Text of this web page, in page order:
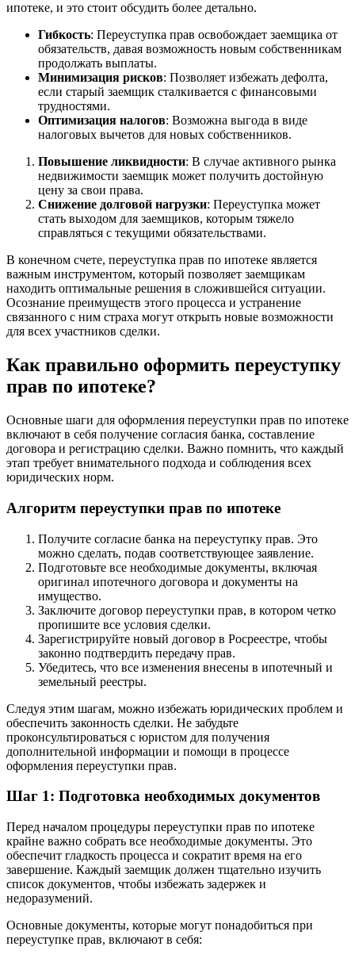
ипотеке, и это стоит обсудить более детально.
Гибкость: Переуступка прав освобождает заемщика от
обязательств, давая возможность новым собственникам
продолжать выплаты.
Минимизация рисков: Позволяет избежать дефолта,
если старый заемщик сталкивается с финансовыми
трудностями.
Оптимизация налогов: Возможна выгода в виде
налоговых вычетов для новых собственников.
Повышение ликвидности: В случае активного рынка
недвижимости заемщик может получить достойную
цену за свои права.
Снижение долговой нагрузки: Переуступка может
стать выходом для заемщиков, которым тяжело
справляться с текущими обязательствами.
В конечном счете, переуступка прав по ипотеке является
важным инструментом, который позволяет заемщикам
находить оптимальные решения в сложившейся ситуации.
Осознание преимуществ этого процесса и устранение
связанного с ним страха могут открыть новые возможности
для всех участников сделки.
Как правильно оформить переуступку
прав по ипотеке?
Основные шаги для оформления переуступки прав по ипотеке
включают в себя получение согласия банка, составление
договора и регистрацию сделки. Важно помнить, что каждый
этап требует внимательного подхода и соблюдения всех
юридических норм.
Алгоритм переуступки прав по ипотеке
Получите согласие банка на переуступку прав. Это
можно сделать, подав соответствующее заявление.
Подготовьте все необходимые документы, включая
оригинал ипотечного договора и документы на
имущество.
Заключите договор переуступки прав, в котором четко
пропишите все условия сделки.
Зарегистрируйте новый договор в Росреестре, чтобы
законно подтвердить передачу прав.
Убедитесь, что все изменения внесены в ипотечный и
земельный реестры.
Следуя этим шагам, можно избежать юридических проблем и
обеспечить законность сделки. Не забудьте
проконсультироваться с юристом для получения
дополнительной информации и помощи в процессе
оформления переуступки прав.
Шаг 1: Подготовка необходимых документов
Перед началом процедуры переуступки прав по ипотеке
крайне важно собрать все необходимые документы. Это
обеспечит гладкость процесса и сократит время на его
завершение. Каждый заемщик должен тщательно изучить
список документов, чтобы избежать задержек и
недоразумений.
Основные документы, которые могут понадобиться при
переуступке прав, включают в себя: